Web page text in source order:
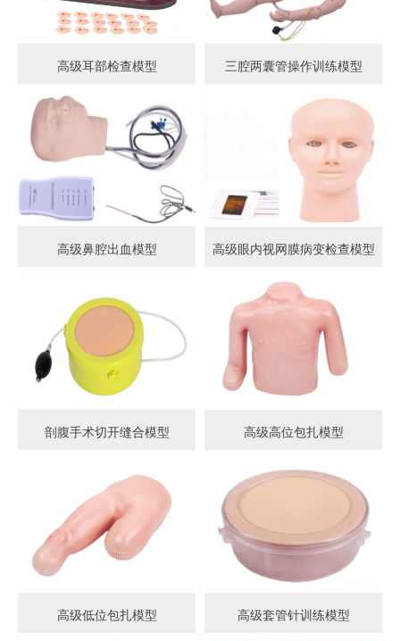
高级耳部检查模型 三腔两囊管操作训练模型
高级鼻腔出血模型 高级眼内视网膜病变检查模型
剖腹手术切开缝合模型 高级高位包扎模型
高级低位包扎模型 高级套管针训练模型